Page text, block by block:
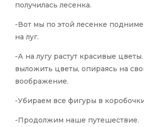
получилась лесенка.
-Вот мы по этой лесенке
на луг.
-А на лугу растут красивые
выложить цветы, опираясь на
воображение.
-Убираем все фигуры в
-Продолжим наше путешествие.